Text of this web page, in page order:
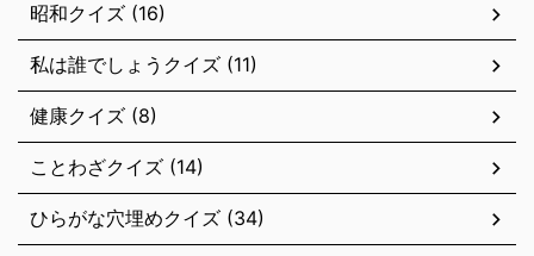
昭和クイズ (16)
私は誰でしょうクイズ (11)
健康クイズ (8)
ことわざクイズ (14)
ひらがな穴埋めクイズ (34)